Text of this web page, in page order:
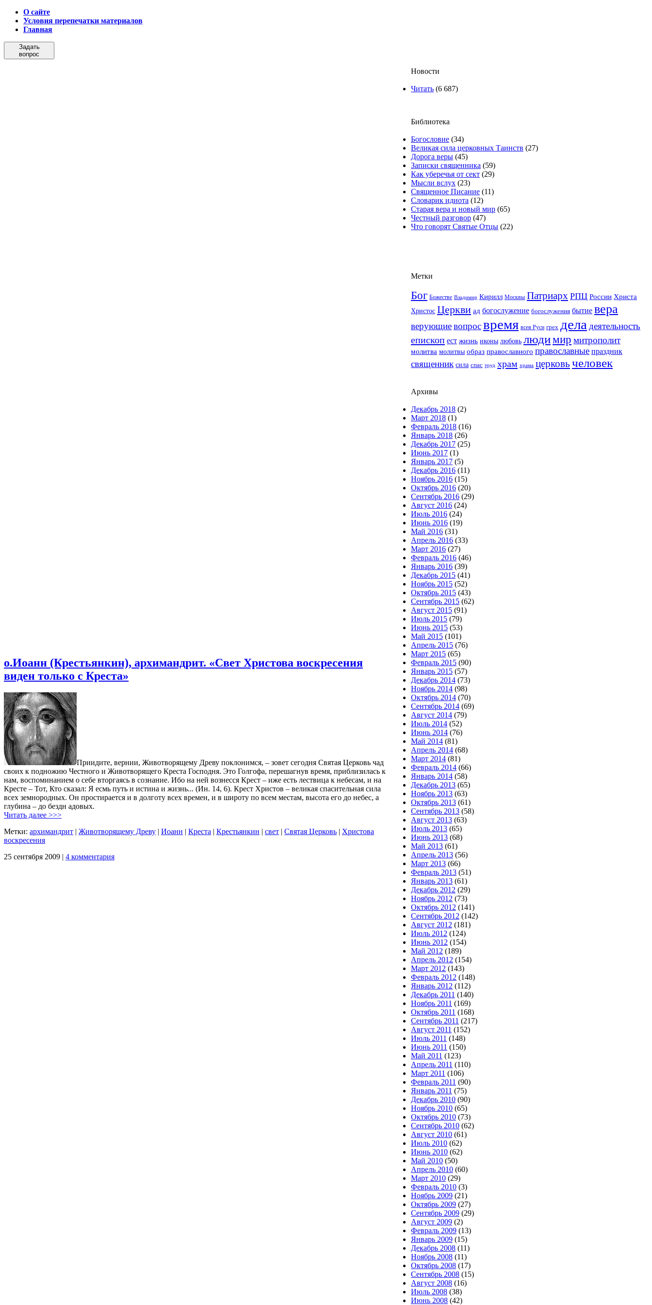
О сайте
Условия перепечатки материалов
Главная
Задать
вопрос
о.Иоанн (Крестьянкин), архимандрит. «Свет Христова воскресения
виден только с Креста»
Приидите, вернии, Животворящему Древу поклонимся, – зовет сегодня Святая Церковь чад
своих к подножию Честного и Животворящего Креста Господня. Это Голгофа, перешагнув время, приблизилась к
нам, воспоминанием о себе вторгаясь в сознание. Ибо на ней вознесся Крест – иже есть лествица к небесам, и на
Кресте – Тот, Кто сказал: Я есмь путь и истина и жизнь... (Ин. 14, 6). Крест Христов – великая спасительная сила
всех земнородных. Он простирается и в долготу всех времен, и в широту по всем местам, высота его до небес, а
глубина – до бездн адовых.
Читать далее >>>
Метки: архимандрит | Животворящему Древу | Иоанн | Креста | Крестьянкин | свет | Святая Церковь | Христова
воскресения
25 сентября 2009 | 4 комментария
Новости
Читать (6 687)
Библиотека
Богословие (34)
Великая сила церковных Таинств (27)
Дорога веры (45)
Записки священника (59)
Как уберечья от сект (29)
Мысли вслух (23)
Священное Писание (11)
Словарик идиота (12)
Старая вера и новый мир (65)
Честный разговор (47)
Что говорят Святые Отцы (22)
Метки
Бог Божестве Владимир Кирилл Москвы Патриарх РПЦ России Христа
Христос Церкви ад богослужение богослужения бытие вера
верующие вопрос время всея Руси грех дела деятельность
епископ ест жизнь иконы любовь людимир митрополит
молитва молитвы образ православного православные праздник
священник сила спас труд храм храма церковь человек
Архивы
Декабрь 2018 (2)
Март 2018 (1)
Февраль 2018 (16)
Январь 2018 (26)
Декабрь 2017 (25)
Июнь 2017 (1)
Январь 2017 (5)
Декабрь 2016 (11)
Ноябрь 2016 (15)
Октябрь 2016 (20)
Сентябрь 2016 (29)
Август 2016 (24)
Июль 2016 (24)
Июнь 2016 (19)
Май 2016 (31)
Апрель 2016 (33)
Март 2016 (27)
Февраль 2016 (46)
Январь 2016 (39)
Декабрь 2015 (41)
Ноябрь 2015 (52)
Октябрь 2015 (43)
Сентябрь 2015 (62)
Август 2015 (91)
Июль 2015 (79)
Июнь 2015 (53)
Май 2015 (101)
Апрель 2015 (76)
Март 2015 (65)
Февраль 2015 (90)
Январь 2015 (57)
Декабрь 2014 (73)
Ноябрь 2014 (98)
Октябрь 2014 (70)
Сентябрь 2014 (69)
Август 2014 (79)
Июль 2014 (52)
Июнь 2014 (76)
Май 2014 (81)
Апрель 2014 (68)
Март 2014 (81)
Февраль 2014 (66)
Январь 2014 (58)
Декабрь 2013 (65)
Ноябрь 2013 (63)
Октябрь 2013 (61)
Сентябрь 2013 (58)
Август 2013 (63)
Июль 2013 (65)
Июнь 2013 (68)
Май 2013 (61)
Апрель 2013 (56)
Март 2013 (66)
Февраль 2013 (51)
Январь 2013 (61)
Декабрь 2012 (29)
Ноябрь 2012 (73)
Октябрь 2012 (141)
Сентябрь 2012 (142)
Август 2012 (181)
Июль 2012 (124)
Июнь 2012 (154)
Май 2012 (189)
Апрель 2012 (154)
Март 2012 (143)
Февраль 2012 (148)
Январь 2012 (112)
Декабрь 2011 (140)
Ноябрь 2011 (169)
Октябрь 2011 (168)
Сентябрь 2011 (217)
Август 2011 (152)
Июль 2011 (148)
Июнь 2011 (150)
Май 2011 (123)
Апрель 2011 (110)
Март 2011 (106)
Февраль 2011 (90)
Январь 2011 (75)
Декабрь 2010 (90)
Ноябрь 2010 (65)
Октябрь 2010 (73)
Сентябрь 2010 (62)
Август 2010 (61)
Июль 2010 (62)
Июнь 2010 (62)
Май 2010 (50)
Апрель 2010 (60)
Март 2010 (29)
Февраль 2010 (3)
Ноябрь 2009 (21)
Октябрь 2009 (27)
Сентябрь 2009 (29)
Август 2009 (2)
Февраль 2009 (13)
Январь 2009 (15)
Декабрь 2008 (11)
Ноябрь 2008 (11)
Октябрь 2008 (17)
Сентябрь 2008 (15)
Август 2008 (16)
Июль 2008 (38)
Июнь 2008 (42)